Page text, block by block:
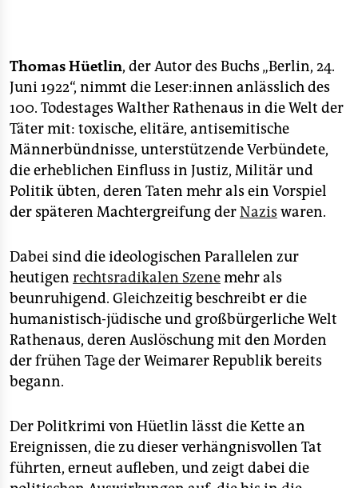
Aufgrund der geltenden Bestimmungen gibt es leider
nur ein begrenztes Kontingent an Vor-Ort-Tickets.
Bitte per Mail anbuchung@taz.demit Namen und
Anzahl der gewünschten Tickets und dem Betreff
„Berlin, 24. Juni 1922" anmelden. Die Teilnahme ist nur
mit einem im Voraus gebuchten Ticket möglich.
Zusätzlich zur Kantinenveranstaltung wird die
Buchvorstellung live auf YouTube gestreamt:
youtu.be/17bFmMsemOQ
Thomas Hüetlin, der Autor des Buchs „Berlin, 24.
Juni 1922“, nimmt die Leser:innen anlässlich des
100. Todestages Walther Rathenaus in die Welt der
Täter mit: toxische, elitäre, antisemitische
Männerbündnisse, unterstützende Verbündete,
die erheblichen Einfluss in Justiz, Militär und
Politik übten, deren Taten mehr als ein Vorspiel
der späteren Machtergreifung derNazis waren.
Dabei sind die ideologischen Parallelen zur
heutigen rechtsradikalen Szenemehr als
beunruhigend. Gleichzeitig beschreibt er die
humanistisch-jüdische und großbürgerliche Welt
Rathenaus, deren Auslöschung mit den Morden
der frühen Tage der Weimarer Republik bereits
begann.
Der Politkrimi von Hüetlin lässt die Kette an
Ereignissen, die zu dieser verhängnisvollen Tat
führten, erneut aufleben, und zeigt dabei die